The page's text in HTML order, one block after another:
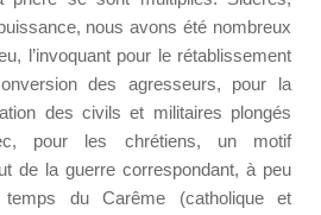
nous avons été nombreux
l’invoquant pour le rétablissement
des agresseurs, pour la
des civils et militaires plongés
pour les chrétiens, un motif
de la guerre correspondant, à peu
du Carême (catholique et